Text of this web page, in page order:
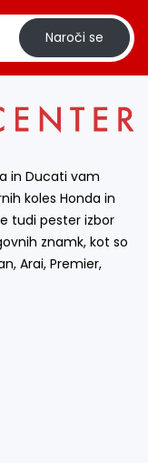
Naroči se
in Ducati vam
koles Honda in
tudi pester izbor
znamk, kot so
Arai, Premier,